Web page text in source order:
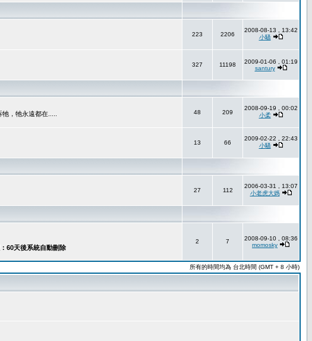
223 2206
2008-08-13 , 13:42
小騷
327 11198
2009-01-06 , 01:19
santury
，牠永遠都在..... 48 209
2008-09-19 , 00:02
小柔
13 66
2009-02-22 , 22:43
小騷
27 112
2006-03-31 , 13:07
小老虎大媽
系統自動刪除
2 7
2008-09-10 , 08:36
momosky
所有的時間均為 台北時間 (GMT + 8 小時)